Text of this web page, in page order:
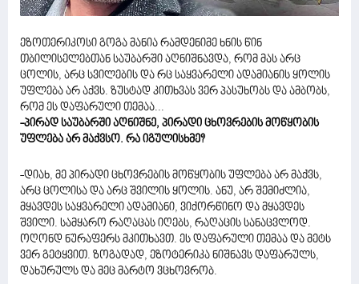
ეზოთერიკოსი გოგა მანია რამდენიმე ხნის წინ
თბილისელებთან საუბარში აღნიშნავდა, რომ მას არც
ცოლის, არც სვილების და რც საყვარელი ადამიანის ყოლის
უფლება არ აქვს. ზუსტად კითხვას ვერ პასუხობს და ამბობს,
რომ ეს დაფარული თემაა...
-პირად საუბარში აღნიშნე, პირადი ცხოვრების მოწყობის
უფლება არ მაქვსო. რა იგულისხმე?
-დიახ, მე პირადი ცხოვრების მოწყობის უფლება არ მაქვს,
არც ცოლისა და არც შვილის ყოლის. ანუ, არ შემიძლია,
მყავდეს საყვარელი ადამიანი, ვიქორწინო და მყავდეს
შვილი. სამყარო რაღაცას იღებს, რაღაცის სანაცვლოდ.
ოღონდ ნურაფერს მკითხავთ. ეს დაფარული თემაა და მეტს
ვერ გეტყვით. ზოგადად, ეზოტერიკა ნიშნავს დაფარულს,
დახურულს და მეც მარტო ვცხოვრობ.